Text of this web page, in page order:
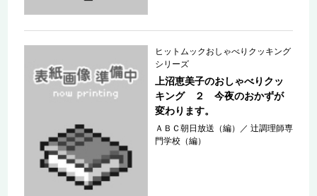
ヒットムックおしゃべりクッキング
シリーズ
上沼恵美子のおしゃべりクッ
キング ２ 今夜のおかずが
変わります。
ＡＢＣ朝日放送（編） ／辻調理師専
門学校（編）